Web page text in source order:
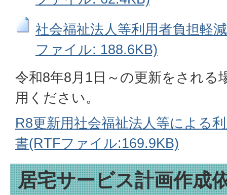
社会福祉法人等利用者負担軽
ファイル: 188.6KB)
令和8年8月1日～の更新をされる
用ください。
R8更新用社会福祉法人等による
書(RTFファイル:169.9KB)
居宅サービス計画作成